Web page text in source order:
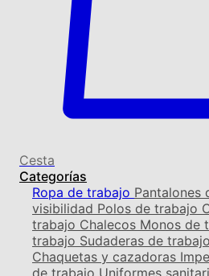
Cesta
Categorías
Ropa de trabajo Pantalones
visibilidad Polos de trabajo
trabajo Chalecos Monos de
trabajo Sudaderas de trabajo
Chaquetas y cazadoras
de trabajo Uniformes